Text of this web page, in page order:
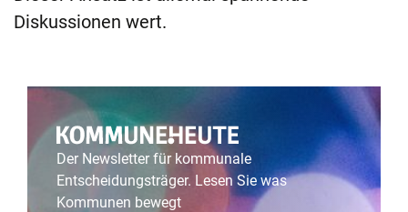
Diskussionen wert.
Der Newsletter für kommunale
Entscheidungsträger. Lesen Sie was
Kommunen bewegt